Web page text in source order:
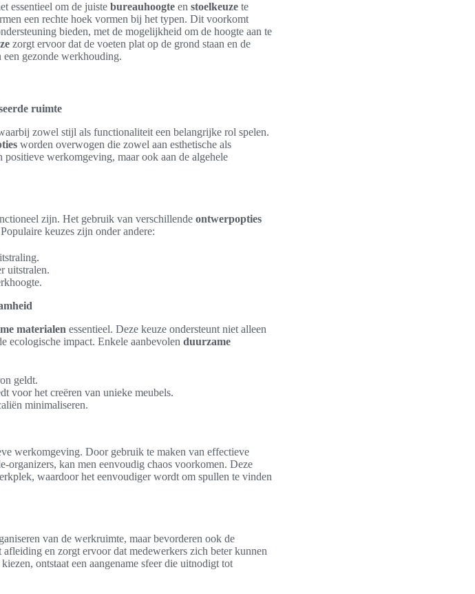
essentieel om de juiste bureauhoogte en stoelkeuze te
een rechte hoek vormen bij het typen. Dit voorkomt
bieden, met de mogelijkheid om de hoogte aan te
zorgt ervoor dat de voeten plat op de grond staan en de
gezonde werkhouding.
ruimte
zowel stijl als functionaliteit een belangrijke rol spelen.
worden overwogen die zowel aan esthetische als
werkomgeving, maar ook aan de algehele
zijn. Het gebruik van verschillende ontwerpopties
keuzes zijn onder andere:
uitstralen.
materialen essentieel. Deze keuze ondersteunt niet alleen
ecologische impact. Enkele aanbevolen duurzame
geldt.
voor het creëren van unieke meubels.
minimaliseren.
werkomgeving. Door gebruik te maken van effectieve
organizers, kan men eenvoudig chaos voorkomen. Deze
waardoor het eenvoudiger wordt om spullen te vinden
van de werkruimte, maar bevorderen ook de
en zorgt ervoor dat medewerkers zich beter kunnen
ontstaat een aangename sfeer die uitnodigt tot